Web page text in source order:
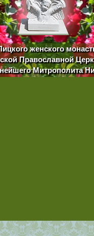
женского
Православной
Митрополита